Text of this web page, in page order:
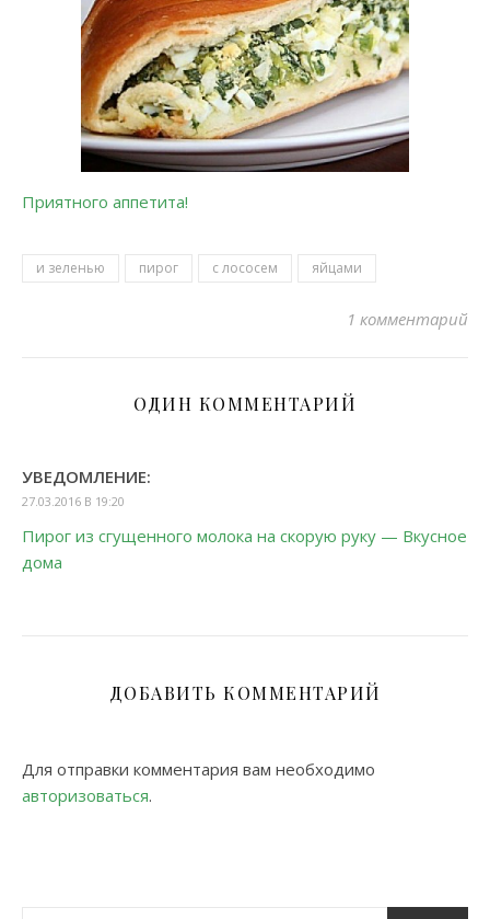
Приятного аппетита!
и зеленью пирог с лососем яйцами
1 комментарий
ОДИН КОММЕНТАРИЙ
УВЕДОМЛЕНИЕ:
27.03.2016 В 19:20
Пирог из сгущенного молока на скорую руку — Вкусное
дома
ДОБАВИТЬ КОММЕНТАРИЙ
Для отправки комментария вам необходимо
авторизоваться.